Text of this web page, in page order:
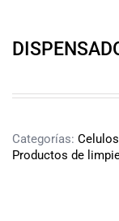
Categorías:
Productos de